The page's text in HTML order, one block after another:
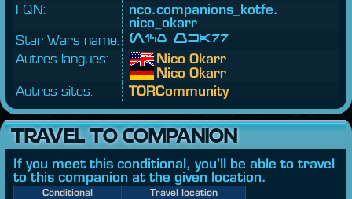
FQN:
nco.companions_kotfe.
nico_okarr
Star Wars name:
Nico Okarr
Autres langues:
Nico Okarr
Nico Okarr
Autres sites:
TORCommunity
TRAVEL TO COMPANION
If you meet this conditional, you'll be able to travel
to this companion at the given location.
Conditional
Travel location